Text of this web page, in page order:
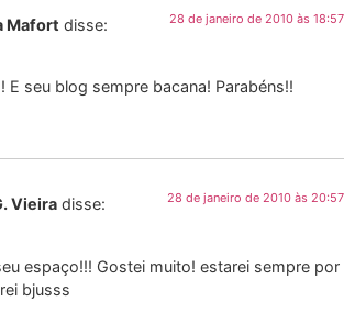
Mafort disse: 28 de janeiro de 2010 às 18:57
E seu blog sempre bacana! Parabéns!!
Vieira disse: 28 de janeiro de 2010 às 20:57
espaço!!! Gostei muito! estarei sempre por
bjusss